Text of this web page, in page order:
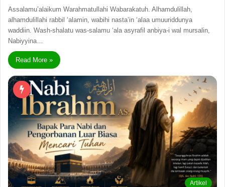
Assalamu’alaikum Warahmatullahi Wabarakatuh. Alhamdulillah,
alhamdulillahi rabbil ‘alamin, wabihi nasta’in ‘alaa umuuriddunya
waddiin. Wash-shalatu was-salamu ‘ala asyrafil anbiya-i wal mursalin,
Nabiyyina…
Read More »
Artikel